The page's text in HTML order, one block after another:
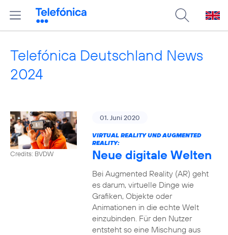
Telefónica Deutschland News
2024
Credits: BVDW
01. Juni 2020
VIRTUAL REALITY UND AUGMENTED
REALITY:
Neue digitale Welten
Bei Augmented Reality (AR) geht
es darum, virtuelle Dinge wie
Grafiken, Objekte oder
Animationen in die echte Welt
einzubinden. Für den Nutzer
entsteht so eine Mischung aus